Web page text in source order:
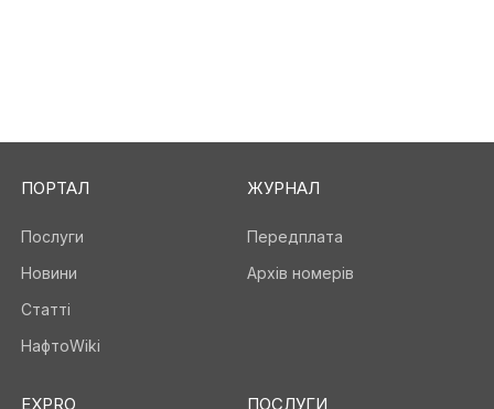
ПОРТАЛ
Послуги
Новини
Статті
НафтоWiki
ЖУРНАЛ
Передплата
Архів номерів
EXPRO ПОСЛУГИ